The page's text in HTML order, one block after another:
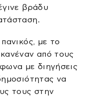
βράδυ
με το
από τους
με διηγήσεις
να
τους στην